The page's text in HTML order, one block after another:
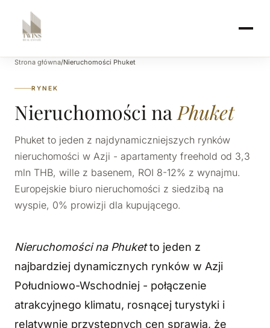
Strona główna/Nieruchomości Phuket
RYNEK
Nieruchomości na Phuket
Phuket to jeden z najdynamiczniejszych rynków
nieruchomości w Azji - apartamenty freehold od 3,3
mln THB, wille z basenem, ROI 8-12% z wynajmu.
Europejskie biuro nieruchomości z siedzibą na
wyspie, 0% prowizji dla kupującego.
Nieruchomości na Phuketto jeden z
najbardziej dynamicznych rynków w Azji
Południowo-Wschodniej - połączenie
atrakcyjnego klimatu, rosnącej turystyki i
relatywnie przystępnych cen sprawia, że